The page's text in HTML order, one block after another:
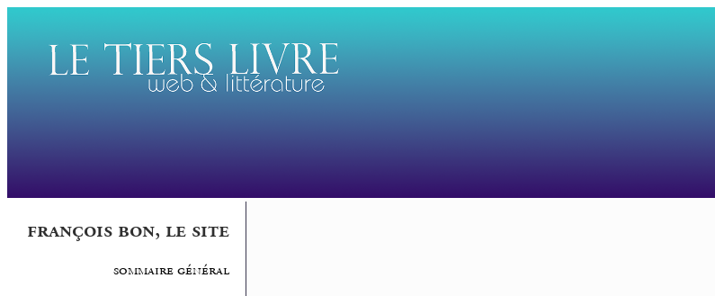
françois bon, le site
sommaire général